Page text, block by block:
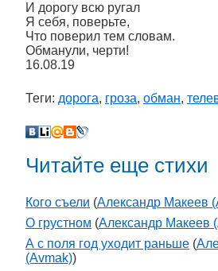
И дорогу всю ругал
Я себя, поверьте,
Что поверил тем словам.
Обманули, черти!
16.08.19
Теги: дорога, гроза, обман,
Читайте еще стихи
Кого съели (Александр Макеев
О грустном (Александр Макеев
А с поля год уходит раньше (
(Avmak))